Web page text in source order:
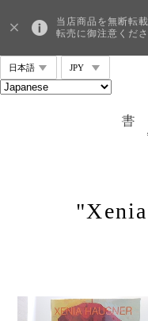
当店商品を無断転
転売に御注意くだ